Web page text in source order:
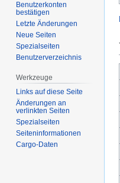
Benutzerkonten
bestätigen
Letzte Änderungen
Neue Seiten
Spezialseiten
Benutzerverzeichnis
Werkzeuge
Links auf diese Seite
Änderungen an
verlinkten Seiten
Spezialseiten
Seiten­­informationen
Cargo-Daten